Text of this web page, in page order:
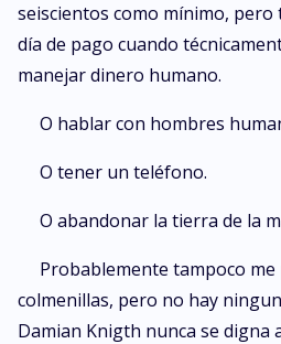
seiscientos como mínimo,
día de pago cuando
manejar dinero humano.
O hablar con hombres
O tener un teléfono.
O abandonar la tierra de la
Probablemente tampoco
colmenillas, pero no hay
Damian Knigth nunca se digna